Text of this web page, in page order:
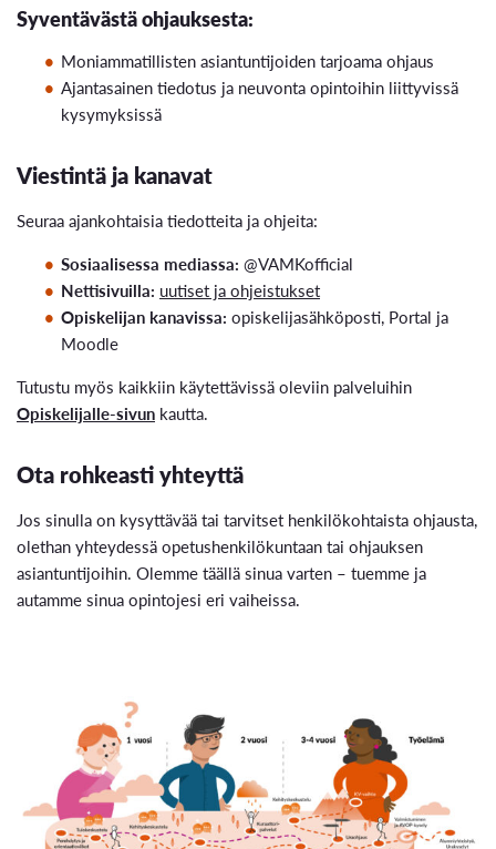
Syventävästä ohjauksesta:
Moniammatillisten asiantuntijoiden tarjoama ohjaus
Ajantasainen tiedotus ja neuvonta opintoihin liittyvissä
kysymyksissä
Viestintä ja kanavat
Seuraa ajankohtaisia tiedotteita ja ohjeita:
Sosiaalisessa mediassa: @VAMKofficial
Nettisivuilla: uutiset ja ohjeistukset
Opiskelijan kanavissa: opiskelijasähköposti, Portal ja
Moodle
Tutustu myös kaikkiin käytettävissä oleviin palveluihin
Opiskelijalle-sivun kautta.
Ota rohkeasti yhteyttä
Jos sinulla on kysyttävää tai tarvitset henkilökohtaista ohjausta,
olethan yhteydessä opetushenkilökuntaan tai ohjauksen
asiantuntijoihin. Olemme täällä sinua varten – tuemme ja
autamme sinua opintojesi eri vaiheissa.